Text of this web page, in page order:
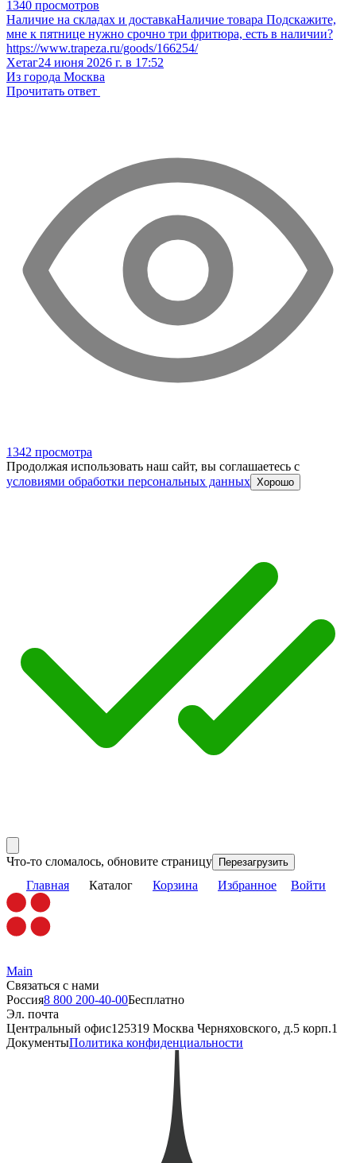
1340 просмотров
Наличие на складах и доставкаНаличие товара Подскажите,
мне к пятнице нужно срочно три фритюра, есть в наличии?
https://www.trapeza.ru/goods/166254/
Хетаг24 июня 2026 г. в 17:52
Из города Москва
Прочитать ответ
1342 просмотра
Продолжая использовать наш сайт, вы соглашаетесь c
условиями обработки персональных данных Хорошо
Что-то сломалось, обновите страницу Перезагрузить
Главная Каталог Корзина Избранное Войти
Main
Связаться с нами
Россия8 800 200-40-00Бесплатно
Эл. почта
Центральный офис125319 Москва Черняховского, д.5 корп.1
ДокументыПолитика конфиденциальности